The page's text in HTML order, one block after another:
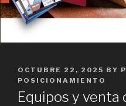
POSTED
ON
OCTUBRE 22, 2025 BY
POSICIONAMIENTO
Equipos y venta